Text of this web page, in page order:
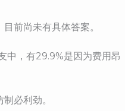
前尚未有具体答案。
中，有29.9%是因为费用昂
必利劲。